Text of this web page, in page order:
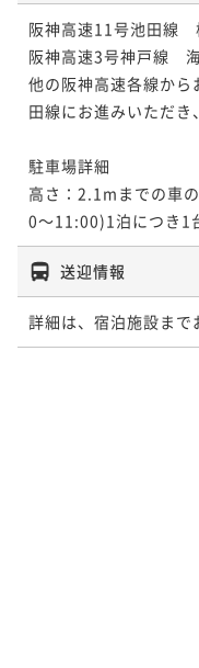
阪神高速11号池田線
阪神高速3号神戸線　
他の阪神高速各線か
田線にお進みいただき
駐車場詳細
高さ：2.1mまでの車
0～11:00)1泊につき1
送迎情報
詳細は、宿泊施設まで